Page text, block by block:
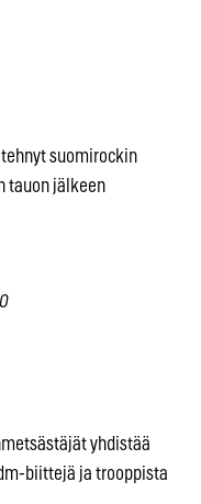
suomirockin
tauon jälkeen
yhdistää
biittejä ja trooppista